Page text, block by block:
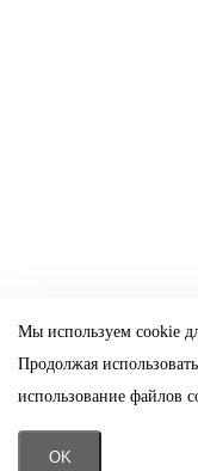
Мы используем cookie
Продолжая
использование файлов
OK